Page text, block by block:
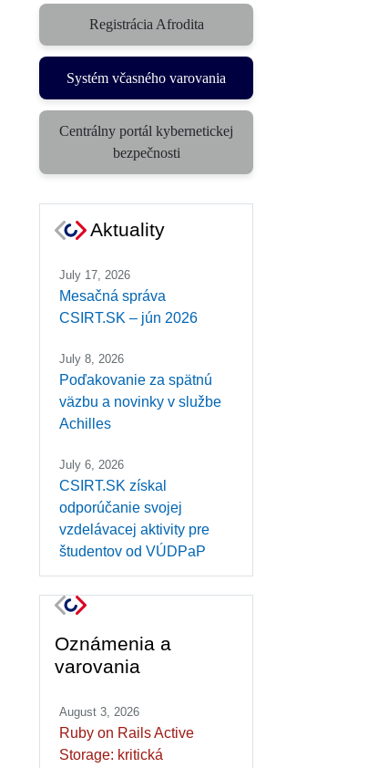
Registrácia Afrodita
Systém včasného varovania
(otvorí sa v novom okne)
Centrálny portál kybernetickej
bezpečnosti(otvorí sa v novom okne)
Aktuality
July 17, 2026
Mesačná správa
CSIRT.SK – jún 2026
July 8, 2026
Poďakovanie za spätnú
väzbu a novinky v službe
Achilles
July 6, 2026
CSIRT.SK získal
odporúčanie svojej
vzdelávacej aktivity pre
študentov od VÚDPaP
Oznámenia a
varovania
August 3, 2026
Ruby on Rails Active
Storage: kritická